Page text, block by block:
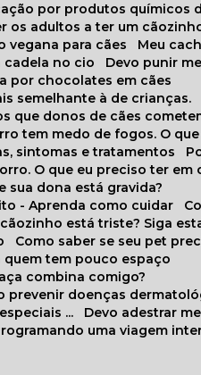
por produtos químicos
os adultos a ter um
vegana para cães
Meu
cadela no cio
Devo punir
por chocolates em cães
semelhante à de crianças.
que donos de cães
tem medo de fogos. O
sintomas e tratamentos
O que eu preciso ter em
sua dona está gravida?
- Aprenda como cuidar
cãozinho está triste? Siga
Como saber se seu pet
quem tem pouco espaço
raça combina comigo?
prevenir doenças
...
Devo adestrar
Programando uma viagem